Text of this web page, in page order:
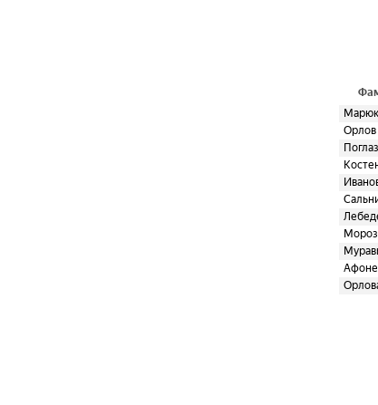
Орлов